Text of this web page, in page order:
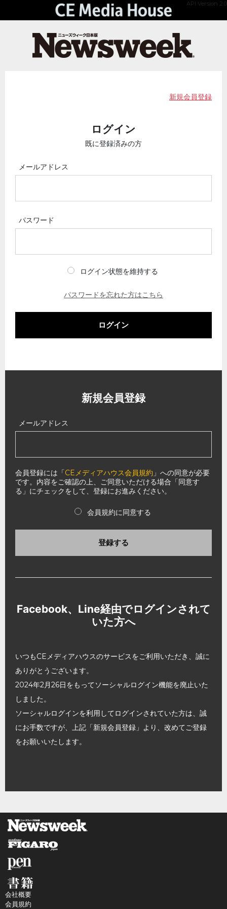
API Version 2.0
新規会員登録
ログイン
既に登録済みの方
メールアドレス
パスワード
ログイン状態を維持する
パスワードを忘れた方はこちら
ログイン
新規会員登録
メールアドレス
会員登録には「CEメディアハウス会員規約 」への同意が必要
です。内容をご確認の上、ご同意いただける場合「同意す
る」にチェックをして、登録にお進みください。
会員規約に同意する
登録する
Facebook、Line経由でログインされて
いた方へ
いつもCEメディアハウスのサービスをご利用いただき、誠に
ありがとうございます。
2024年2月26日をもってソーシャルログイン機能を廃止いた
しました。
ソーシャルログインを利用してログインされていた方は、誠
にお手数ですが、上記「新規会員登録」より、改めてご登録
をお願いいたします。
会社概要
会員規約